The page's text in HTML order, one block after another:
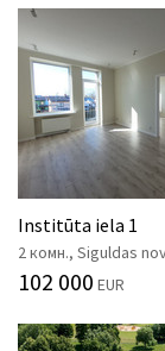
Institūta iela 1
2 комн., Siguldas
102 000 EUR